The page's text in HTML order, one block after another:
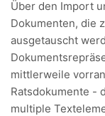
Über den Import
Dokumenten, die
ausgetauscht
mittlerweile
Ratsdokumente -
multiple